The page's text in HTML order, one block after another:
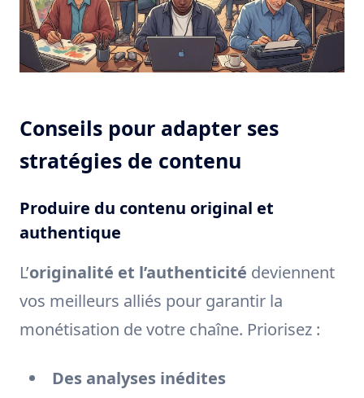
Conseils pour adapter ses
stratégies de contenu
Produire du contenu original et
authentique
L’originalité et l’authenticité deviennent
vos meilleurs alliés pour garantir la
monétisation de votre chaîne. Priorisez :
Des analyses inédites